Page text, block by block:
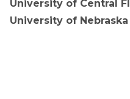
University of Central
University of